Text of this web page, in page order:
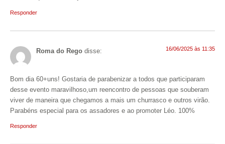
Responder
Roma do Rego disse: 16/06/2025 às 11:35
Bom dia 60+uns! Gostaria de parabenizar a todos que participaram
desse evento maravilhoso,um reencontro de pessoas que souberam
viver de maneira que chegamos a mais um churrasco e outros virão.
Parabéns especial para os assadores e ao promoter Léo. 100%
Responder